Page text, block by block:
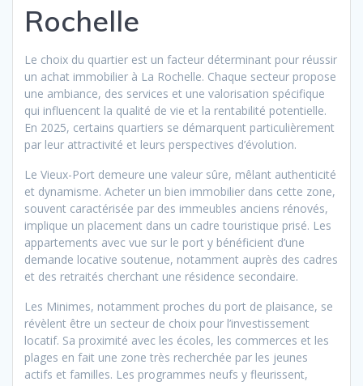
Rochelle
Le choix du quartier est un facteur déterminant pour réussir
un achat immobilier à La Rochelle. Chaque secteur propose
une ambiance, des services et une valorisation spécifique
qui influencent la qualité de vie et la rentabilité potentielle.
En 2025, certains quartiers se démarquent particulièrement
par leur attractivité et leurs perspectives d’évolution.
Le Vieux-Port demeure une valeur sûre, mêlant authenticité
et dynamisme. Acheter un bien immobilier dans cette zone,
souvent caractérisée par des immeubles anciens rénovés,
implique un placement dans un cadre touristique prisé. Les
appartements avec vue sur le port y bénéficient d’une
demande locative soutenue, notamment auprès des cadres
et des retraités cherchant une résidence secondaire.
Les Minimes, notamment proches du port de plaisance, se
révèlent être un secteur de choix pour l’investissement
locatif. Sa proximité avec les écoles, les commerces et les
plages en fait une zone très recherchée par les jeunes
actifs et familles. Les programmes neufs y fleurissent,